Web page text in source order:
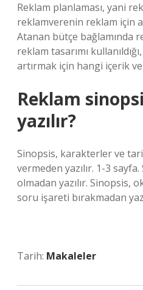
Reklam planlaması, yani
reklamverenin reklam için
Atanan bütçe bağlamında
reklam tasarımı
artırmak için hangi içerik ve
Reklam
yazılır?
Sinopsis, karakterler ve
vermeden yazılır. 1-3
olmadan yazılır. Sinopsis,
soru işareti bırakmadan
Tarih: Makaleler